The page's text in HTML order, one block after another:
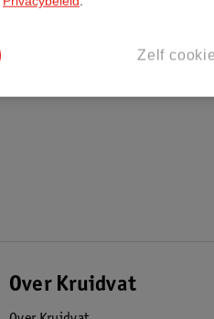
Over Kruidvat
Zelf